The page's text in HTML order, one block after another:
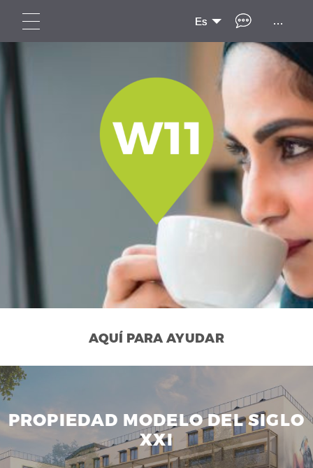
Es ...
AQUÍ PARA AYUDAR
PROPIEDAD MODELO DEL SIGLO
XXI